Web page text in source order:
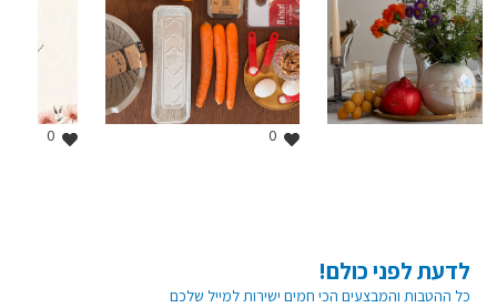
0 0
לדעת לפני כולם!
כל ההטבות והמבצעים הכי חמים ישירות למייל שלכם